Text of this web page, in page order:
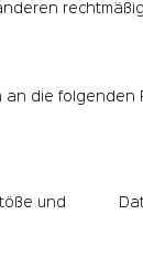
die folgenden
und